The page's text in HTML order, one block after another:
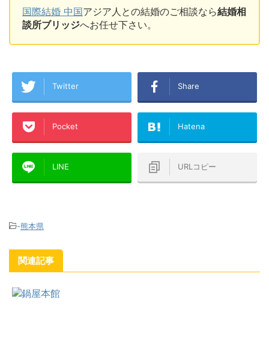
国際結婚 中国アジア人との結婚のご相談なら結婚相
談所ブリッジへお任せ下さい。
Twitter Share
Pocket Hatena
LINE URLコピー
-熊本県
関連記事